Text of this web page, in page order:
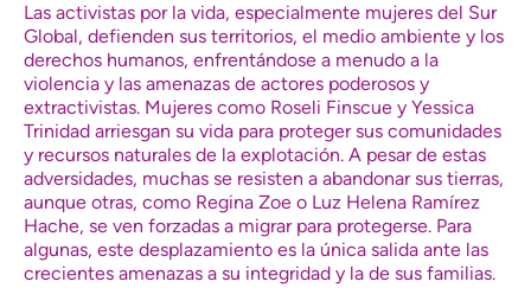
Las activistas por la vida, especialmente mujeres del Sur
Global, defienden sus territorios, el medio ambiente y los
derechos humanos, enfrentándose a menudo a la
violencia y las amenazas de actores poderosos y
extractivistas. Mujeres como Roseli Finscue y Yessica
Trinidad arriesgan su vida para proteger sus comunidades
y recursos naturales de la explotación. A pesar de estas
adversidades, muchas se resisten a abandonar sus tierras,
aunque otras, como Regina Zoe o Luz Helena Ramírez
Hache, se ven forzadas a migrar para protegerse. Para
algunas, este desplazamiento es la única salida ante las
crecientes amenazas a su integridad y la de sus familias.